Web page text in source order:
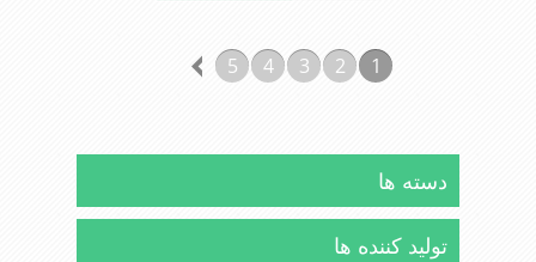
1
2
3
4
5
دسته ها
تولید کننده ها